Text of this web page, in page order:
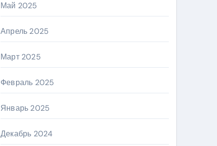
Май 2025
Апрель 2025
Март 2025
Февраль 2025
Январь 2025
Декабрь 2024